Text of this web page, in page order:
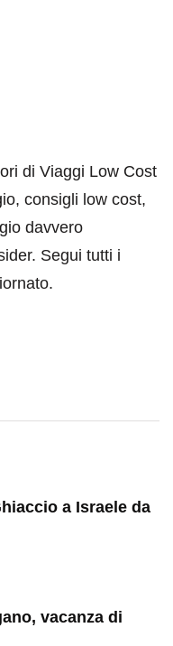
di Viaggi Low Cost
consigli low cost,
davvero
Segui tutti i
a Israele da
vacanza di